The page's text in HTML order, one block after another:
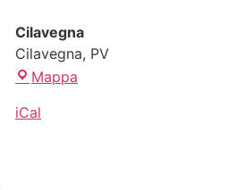
Cilavegna
Cilavegna, PV
Mappa
iCal